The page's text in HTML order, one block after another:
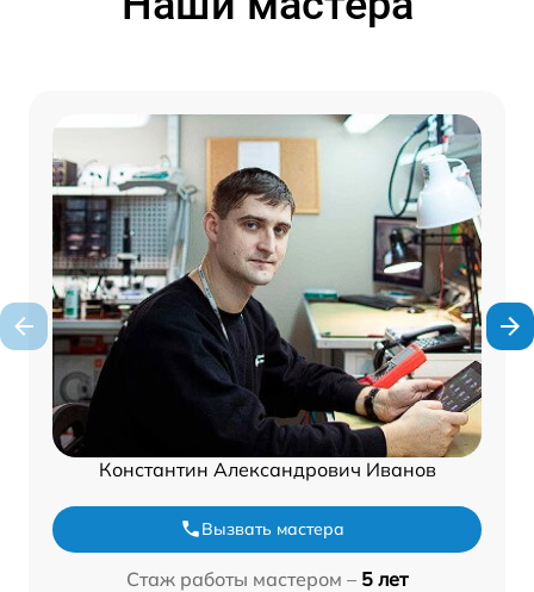
Константин Александрович Иванов
Вызвать мастера
Стаж работы мастером – 5 лет